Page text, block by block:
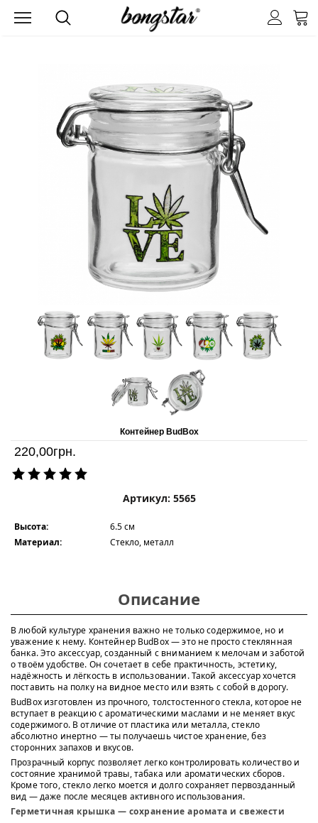
Контейнер BudBox
220,00грн.
Артикул: 5565
Высота:
6.5 см
Материал:
Стекло, металл
Описание
В любой культуре хранения важно не только содержимое, но и
уважение к нему. Контейнер BudBox — это не просто стеклянная
банка. Это аксессуар, созданный с вниманием к мелочам и заботой
о твоём удобстве. Он сочетает в себе практичность, эстетику,
надёжность и лёгкость в использовании. Такой аксессуар хочется
поставить на полку на видное место или взять с собой в дорогу.
BudBox изготовлен из прочного, толстостенного стекла, которое не
вступает в реакцию с ароматическими маслами и не меняет вкус
содержимого. В отличие от пластика или металла, стекло
абсолютно инертно — ты получаешь чистое хранение, без
сторонних запахов и вкусов.
Прозрачный корпус позволяет легко контролировать количество и
состояние хранимой травы, табака или ароматических сборов.
Кроме того, стекло легко моется и долго сохраняет первозданный
вид — даже после месяцев активного использования.
Герметичная крышка — сохранение аромата и свежести